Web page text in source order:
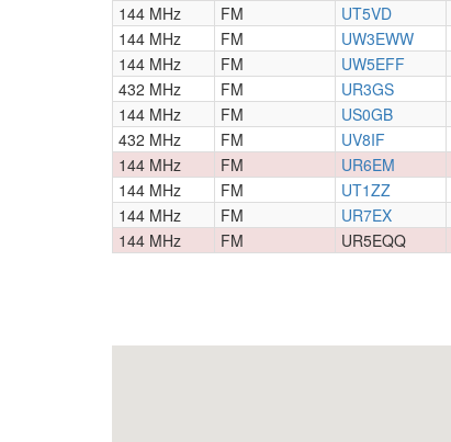
144 MHz
FM UT5VD
144 MHz
FM UW3EWW
144 MHz
FM UW5EFF
432 MHz
FM UR3GS
144 MHz
FM US0GB
432 MHz
FM UV8IF
144 MHz
FM UR6EM
144 MHz
FM UT1ZZ
144 MHz
FM UR7EX
144 MHz
FM UR5EQQ